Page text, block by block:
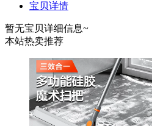
宝贝详情
暂无宝贝详细信息~
本站热卖推荐